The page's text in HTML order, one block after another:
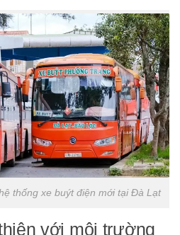
thống xe buýt điện mới tại Đà Lạt
với môi trường